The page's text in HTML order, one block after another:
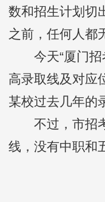
数和招生计划切
之前，任何人都
今天“厦门招
高录取线及对应
某校过去几年的
不过，市招考
线，没有中职和